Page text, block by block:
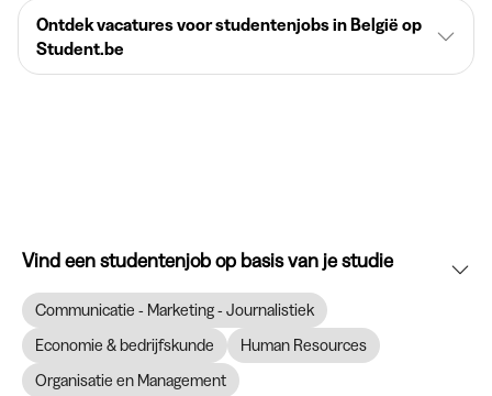
Ontdek vacatures voor studentenjobs in België op
Student.be
Vind een studentenjob op basis van je studie
Communicatie - Marketing - Journalistiek
Economie & bedrijfskunde
Human Resources
Organisatie en Management